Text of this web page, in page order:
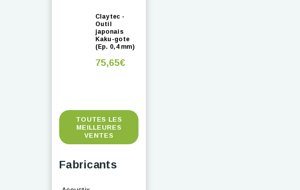
Claytec -
Outil
japonais
Kaku-gote
(Ep. 0,4 mm)
75,65€
TOUTES LES
MEILLEURES
VENTES
Fabricants